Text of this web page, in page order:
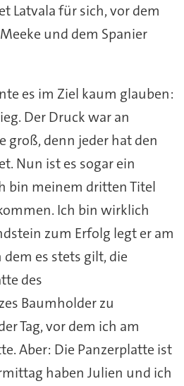
Latvala für sich, vor dem
und dem Spanier
es im Ziel kaum glauben:
Der Druck war an
groß, denn jeder hat den
Nun ist es sogar ein
bin meinem dritten Titel
Ich bin wirklich
zum Erfolg legt er am
es stets gilt, die
des
Baumholder zu
Tag, vor dem ich am
Aber: Die Panzerplatte ist
haben Julien und ich